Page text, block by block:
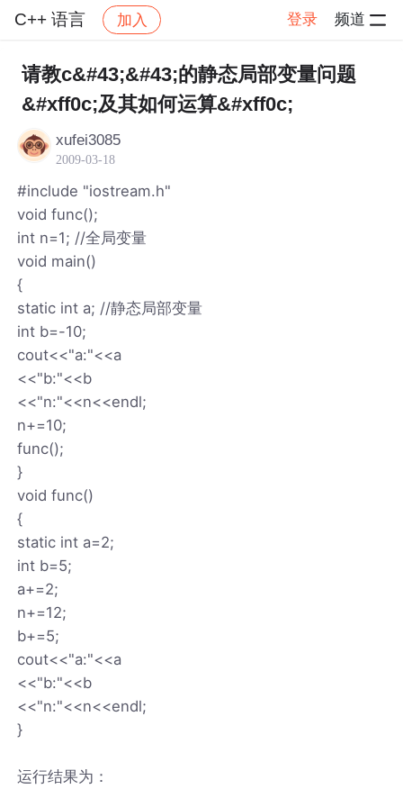
C++ 语言 加入 登录 频道
社区 C++ 语言 帖子详情
请教c&#43;&#43;的静态局部变量问题
&#xff0c;及其如何运算&#xff0c;
xufei3085
2009-03-18
#include "iostream.h"
void func();
int n=1; //全局变量
void main()
{
static int a; //静态局部变量
int b=-10;
cout<<"a:"<<a
<<"b:"<<b
<<"n:"<<n<<endl;
n+=10;
func();
}
void func()
{
static int a=2;
int b=5;
a+=2;
n+=12;
b+=5;
cout<<"a:"<<a
<<"b:"<<b
<<"n:"<<n<<endl;
}
运行结果为：